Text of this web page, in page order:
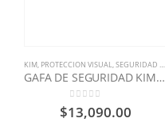
KIM, PROTECCION VISUAL,SEGURIDAD INDUSTRIAL
GAFA DE SEGURIDAD KIM URANO
0 out of 5
$13,090.00